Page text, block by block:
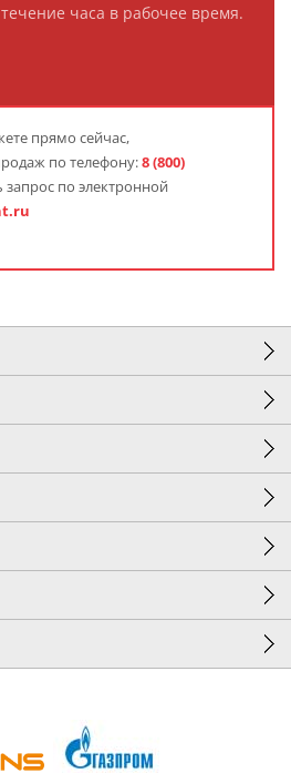
часа в рабочее время.
прямо сейчас,
по телефону:8 (800)
запрос по электронной